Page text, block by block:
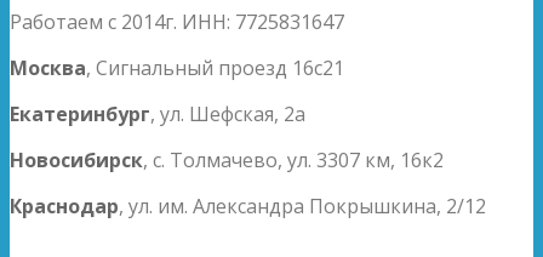
Работаем с 2014г. ИНН: 7725831647
Москва, Сигнальный проезд 16с21
Екатеринбург, ул. Шефская, 2а
Новосибирск, с. Толмачево, ул. 3307 км, 16к2
Краснодар, ул. им. Александра Покрышкина, 2/12